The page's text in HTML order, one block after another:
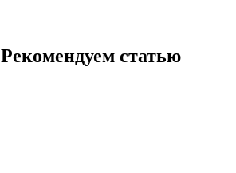
Рекомендуем статью